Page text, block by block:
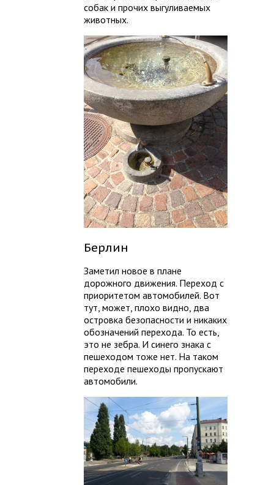
собак и прочих выгуливаемых
животных.
Берлин
Заметил новое в плане
дорожного движения. Переход с
приоритетом автомобилей. Вот
тут, может, плохо видно, два
островка безопасности и никаких
обозначений перехода. То есть,
это не зебра. И синего знака с
пешеходом тоже нет. На таком
переходе пешеходы пропускают
автомобили.